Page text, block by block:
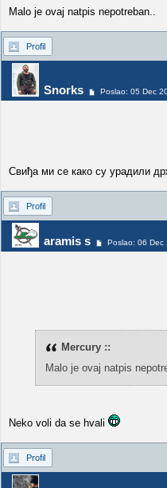
Malo je ovaj natpis nepotreban..
Profil
Snorks Poslao: 05 Dec
Свиђа ми се како су урадили
Profil
aramis s Poslao: 06 Dec
Mercury ::
Malo je ovaj natpis
Neko voli da se hvali
Profil